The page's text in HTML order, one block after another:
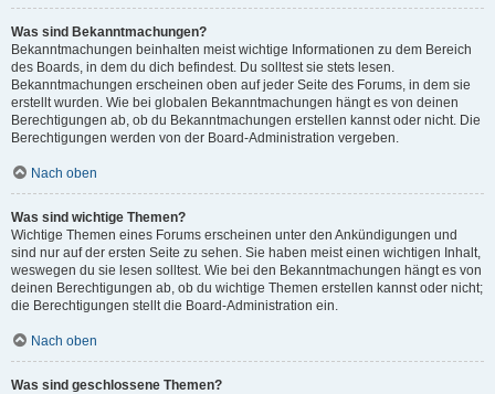
Was sind Bekanntmachungen?
Bekanntmachungen beinhalten meist wichtige Informationen zu dem Bereich
des Boards, in dem du dich befindest. Du solltest sie stets lesen.
Bekanntmachungen erscheinen oben auf jeder Seite des Forums, in dem sie
erstellt wurden. Wie bei globalen Bekanntmachungen hängt es von deinen
Berechtigungen ab, ob du Bekanntmachungen erstellen kannst oder nicht. Die
Berechtigungen werden von der Board-Administration vergeben.
Nach oben
Was sind wichtige Themen?
Wichtige Themen eines Forums erscheinen unter den Ankündigungen und
sind nur auf der ersten Seite zu sehen. Sie haben meist einen wichtigen Inhalt,
weswegen du sie lesen solltest. Wie bei den Bekanntmachungen hängt es von
deinen Berechtigungen ab, ob du wichtige Themen erstellen kannst oder nicht;
die Berechtigungen stellt die Board-Administration ein.
Nach oben
Was sind geschlossene Themen?